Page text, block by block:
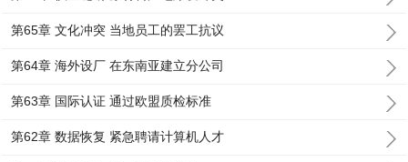
第65章 文化冲突 当地员工的罢工抗议
第64章 海外设厂 在东南亚建立分公司
第63章 国际认证 通过欧盟质检标准
第62章 数据恢复 紧急聘请计算机人才